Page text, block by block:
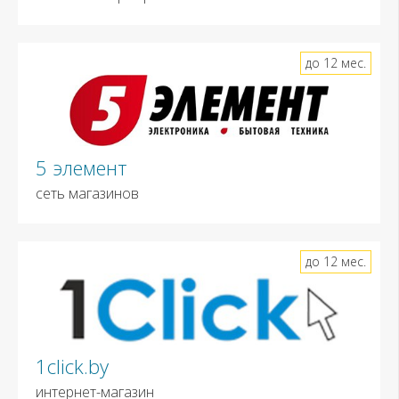
5 элемент
сеть магазинов
до 12 мес.
1click.by
интернет-магазин
до 12 мес.